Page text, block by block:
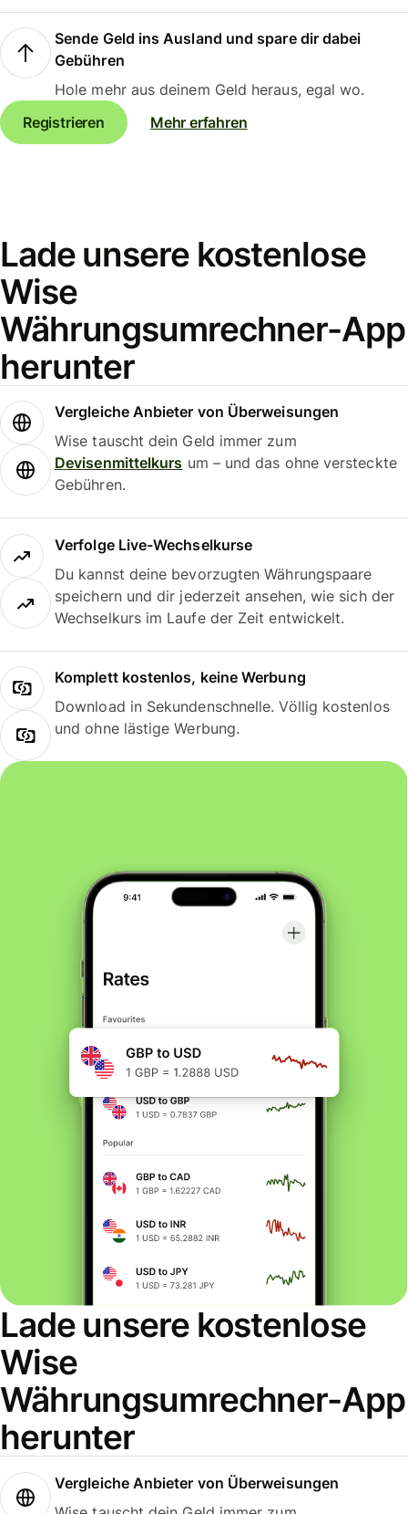
Sende Geld ins Ausland und spare dir dabei
Gebühren
Hole mehr aus deinem Geld heraus, egal wo.
Registrieren
Mehr erfahren
Lade unsere kostenlose
Wise
Währungsumrechner-App
herunter
Vergleiche Anbieter von Überweisungen
Wise tauscht dein Geld immer zum
Devisenmittelkurs um – und das ohne versteckte
Gebühren.
Verfolge Live-Wechselkurse
Du kannst deine bevorzugten Währungspaare
speichern und dir jederzeit ansehen, wie sich der
Wechselkurs im Laufe der Zeit entwickelt.
Komplett kostenlos, keine Werbung
Download in Sekundenschnelle. Völlig kostenlos
und ohne lästige Werbung.
Lade unsere kostenlose
Wise
Währungsumrechner-App
herunter
Vergleiche Anbieter von Überweisungen